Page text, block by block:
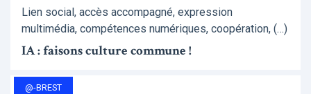
Lien social, accès accompagné, expression
multimédia, compétences numériques, coopération, (…)
IA : faisons culture commune !
@-BREST